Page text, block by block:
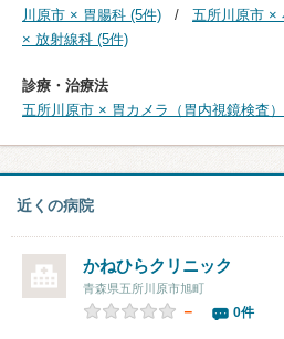
川原市 × 胃腸科 (5件)
五所川原市 ×
× 放射線科 (5件)
診療・治療法
五所川原市 × 胃カメラ（胃内視鏡検査
近くの病院
かねひらクリニック
青森県五所川原市旭町
－ 0件